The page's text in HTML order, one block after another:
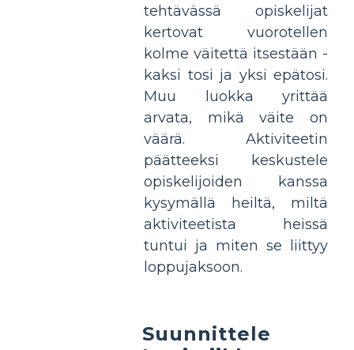
tehtävässä opiskelijat
kertovat vuorotellen
kolme väitettä itsestään -
kaksi tosi ja yksi epätosi.
Muu luokka yrittää
arvata, mikä väite on
väärä. Aktiviteetin
päätteeksi keskustele
opiskelijoiden kanssa
kysymällä heiltä, miltä
aktiviteetista heissä
tuntui ja miten se liittyy
loppujaksoon.
Suunnittele